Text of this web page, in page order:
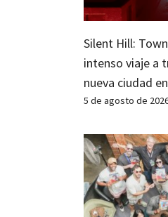
Silent Hill:
intenso viaje a
nueva ciudad
5 de agosto de